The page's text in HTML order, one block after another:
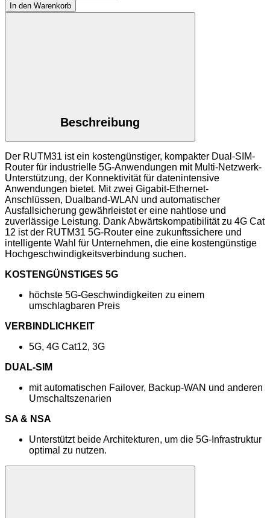
In den Warenkorb
Beschreibung
Der RUTM31 ist ein kostengünstiger, kompakter Dual-SIM-
Router für industrielle 5G-Anwendungen mit Multi-Netzwerk-
Unterstützung, der Konnektivität für datenintensive
Anwendungen bietet. Mit zwei Gigabit-Ethernet-
Anschlüssen, Dualband-WLAN und automatischer
Ausfallsicherung gewährleistet er eine nahtlose und
zuverlässige Leistung. Dank Abwärtskompatibilität zu 4G Cat
12 ist der RUTM31 5G-Router eine zukunftssichere und
intelligente Wahl für Unternehmen, die eine kostengünstige
Hochgeschwindigkeitsverbindung suchen.
KOSTENGÜNSTIGES 5G
höchste 5G-Geschwindigkeiten zu einem
umschlagbaren Preis
VERBINDLICHKEIT
5G, 4G Cat12, 3G
DUAL-SIM
mit automatischen Failover, Backup-WAN und anderen
Umschaltszenarien
SA & NSA
Unterstützt beide Architekturen, um die 5G-Infrastruktur
optimal zu nutzen.